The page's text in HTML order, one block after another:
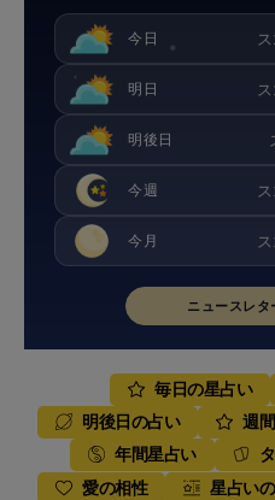
今日
明日
明後日
今週
今月
ニュースレタ
毎日の星占い
明後日の占い
週
年間星占い
愛の相性
星占い